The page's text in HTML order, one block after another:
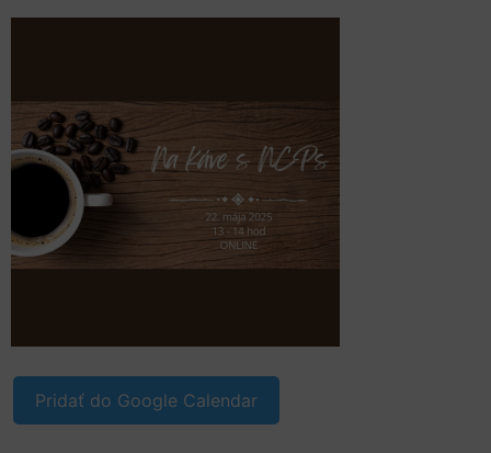
Pridať do Google Calendar